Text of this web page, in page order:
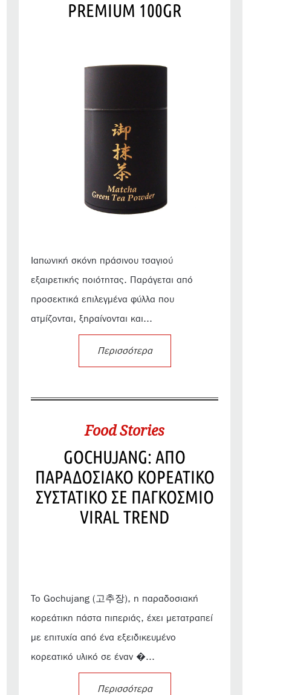
PREMIUM 100GR
Ιαπωνική σκόνη πράσινου τσαγιού
εξαιρετικής ποιότητας. Παράγεται από
προσεκτικά επιλεγμένα φύλλα που
ατμίζονται, ξηραίνονται και...
Περισσότερα
Food Stories
GOCHUJANG: ΑΠΟ
ΠΑΡΑΔΟΣΙΑΚΟ ΚΟΡΕΑΤΙΚΟ
ΣΥΣΤΑΤΙΚΟ ΣΕ ΠΑΓΚΟΣΜΙΟ
VIRAL TREND
Το Gochujang (고추장), η παραδοσιακή
κορεάτικη πάστα πιπεριάς, έχει μετατραπεί
με επιτυχία από ένα εξειδικευμένο
κορεατικό υλικό σε έναν �...
Περισσότερα